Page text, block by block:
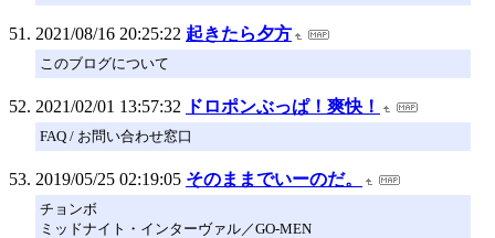
2021/08/16 20:25:22 起きたら夕方
このブログについて
2021/02/01 13:57:32 ドロポンぶっぱ！爽快！
FAQ / お問い合わせ窓口
2019/05/25 02:19:05 そのままでいーのだ。
チョンボ
ミッドナイト・インターヴァル／GO-MEN